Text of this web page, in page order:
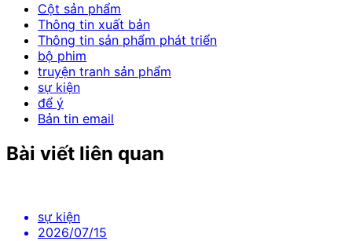
Cột sản phẩm
Thông tin xuất bản
Thông tin sản phẩm phát triển
bộ phim
truyện tranh sản phẩm
sự kiện
để ý
Bản tin email
Bài viết liên quan
sự kiện
2026/07/15